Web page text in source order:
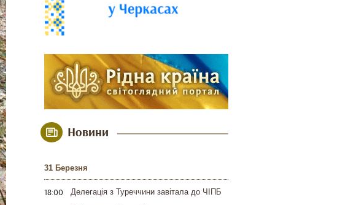
Новини
31 Березня
18:00 Делегація з Туреччини завітала до ЧІПБ